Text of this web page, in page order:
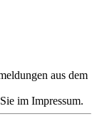
aus dem
im Impressum.